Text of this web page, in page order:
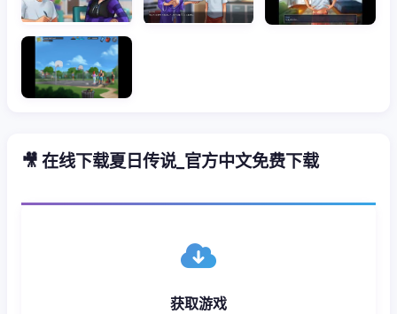
🎥 在线下载夏日传说_官方中文免费下载
获取游戏